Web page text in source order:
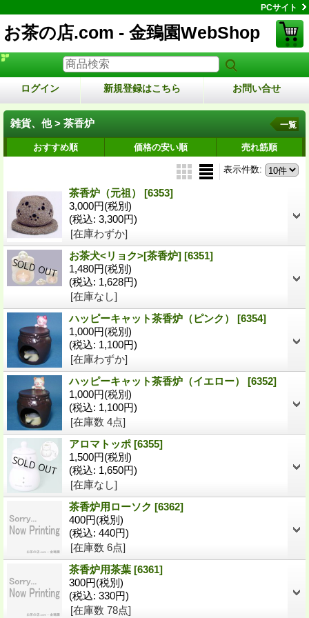
PCサイト
お茶の店.com - 金鵄園WebShop
ログイン 新規登録はこちら お問い合せ
雑貨、他 > 茶香炉 一覧
おすすめ順 価格の安い順 売れ筋順
表示件数:
茶香炉（元祖） [6353]
3,000円(税別)
(税込: 3,300円)
[在庫わずか]
お茶犬<リョク>[茶香炉] [6351]
1,480円(税別)
(税込: 1,628円)
[在庫なし]
ハッピーキャット茶香炉（ピンク） [6354]
1,000円(税別)
(税込: 1,100円)
[在庫わずか]
ハッピーキャット茶香炉（イエロー） [6352]
1,000円(税別)
(税込: 1,100円)
[在庫数 4点]
アロマトッポ [6355]
1,500円(税別)
(税込: 1,650円)
[在庫なし]
茶香炉用ローソク [6362]
400円(税別)
(税込: 440円)
[在庫数 6点]
茶香炉用茶葉 [6361]
300円(税別)
(税込: 330円)
[在庫数 78点]